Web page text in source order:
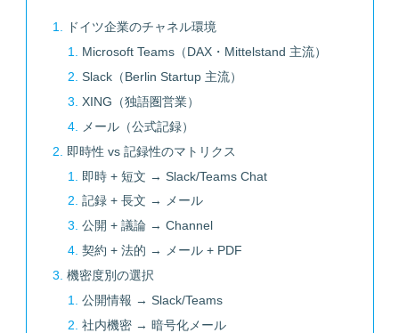
ドイツ企業のチャネル環境
Microsoft Teams（DAX・Mittelstand 主流）
Slack（Berlin Startup 主流）
XING（独語圏営業）
メール（公式記録）
即時性 vs 記録性のマトリクス
即時 + 短文 → Slack/Teams Chat
記録 + 長文 → メール
公開 + 議論 → Channel
契約 + 法的 → メール + PDF
機密度別の選択
公開情報 → Slack/Teams
社内機密 → 暗号化メール